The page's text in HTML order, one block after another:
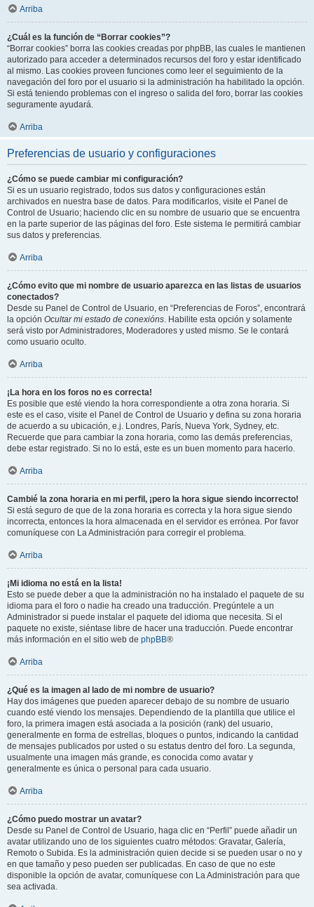
Arriba
¿Cuál es la función de “Borrar cookies”?
“Borrar cookies” borra las cookies creadas por phpBB, las cuales le mantienen
autorizado para acceder a determinados recursos del foro y estar identificado
al mismo. Las cookies proveen funciones como leer el seguimiento de la
navegación del foro por el usuario si la administración ha habilitado la opción.
Si está teniendo problemas con el ingreso o salida del foro, borrar las cookies
seguramente ayudará.
Arriba
Preferencias de usuario y configuraciones
¿Cómo se puede cambiar mi configuración?
Si es un usuario registrado, todos sus datos y configuraciones están
archivados en nuestra base de datos. Para modificarlos, visite el Panel de
Control de Usuario; haciendo clic en su nombre de usuario que se encuentra
en la parte superior de las páginas del foro. Este sistema le permitirá cambiar
sus datos y preferencias.
Arriba
¿Cómo evito que mi nombre de usuario aparezca en las listas de usuarios
conectados?
Desde su Panel de Control de Usuario, en “Preferencias de Foros”, encontrará
la opción Ocultar mi estado de conexións. Habilite esta opción y solamente
será visto por Administradores, Moderadores y usted mismo. Se le contará
como usuario oculto.
Arriba
¡La hora en los foros no es correcta!
Es posible que esté viendo la hora correspondiente a otra zona horaria. Si
este es el caso, visite el Panel de Control de Usuario y defina su zona horaria
de acuerdo a su ubicación, e.j. Londres, París, Nueva York, Sydney, etc.
Recuerde que para cambiar la zona horaria, como las demás preferencias,
debe estar registrado. Si no lo está, este es un buen momento para hacerlo.
Arriba
Cambié la zona horaria en mi perfil, ¡pero la hora sigue siendo incorrecto!
Si está seguro de que de la zona horaria es correcta y la hora sigue siendo
incorrecta, entonces la hora almacenada en el servidor es errónea. Por favor
comuníquese con La Administración para corregir el problema.
Arriba
¡Mi idioma no está en la lista!
Esto se puede deber a que la administración no ha instalado el paquete de su
idioma para el foro o nadie ha creado una traducción. Pregúntele a un
Administrador si puede instalar el paquete del idioma que necesita. Si el
paquete no existe, siéntase libre de hacer una traducción. Puede encontrar
más información en el sitio web de phpBB®
Arriba
¿Qué es la imagen al lado de mi nombre de usuario?
Hay dos imágenes que pueden aparecer debajo de su nombre de usuario
cuando esté viendo los mensajes. Dependiendo de la plantilla que utilice el
foro, la primera imagen está asociada a la posición (rank) del usuario,
generalmente en forma de estrellas, bloques o puntos, indicando la cantidad
de mensajes publicados por usted o su estatus dentro del foro. La segunda,
usualmente una imagen más grande, es conocida como avatar y
generalmente es única o personal para cada usuario.
Arriba
¿Cómo puedo mostrar un avatar?
Desde su Panel de Control de Usuario, haga clic en “Perfil” puede añadir un
avatar utilizando uno de los siguientes cuatro métodos: Gravatar, Galería,
Remoto o Subida. Es la administración quien decide si se pueden usar o no y
en que tamaño y peso pueden ser publicadas. En caso de que no este
disponible la opción de avatar, comuníquese con La Administración para que
sea activada.